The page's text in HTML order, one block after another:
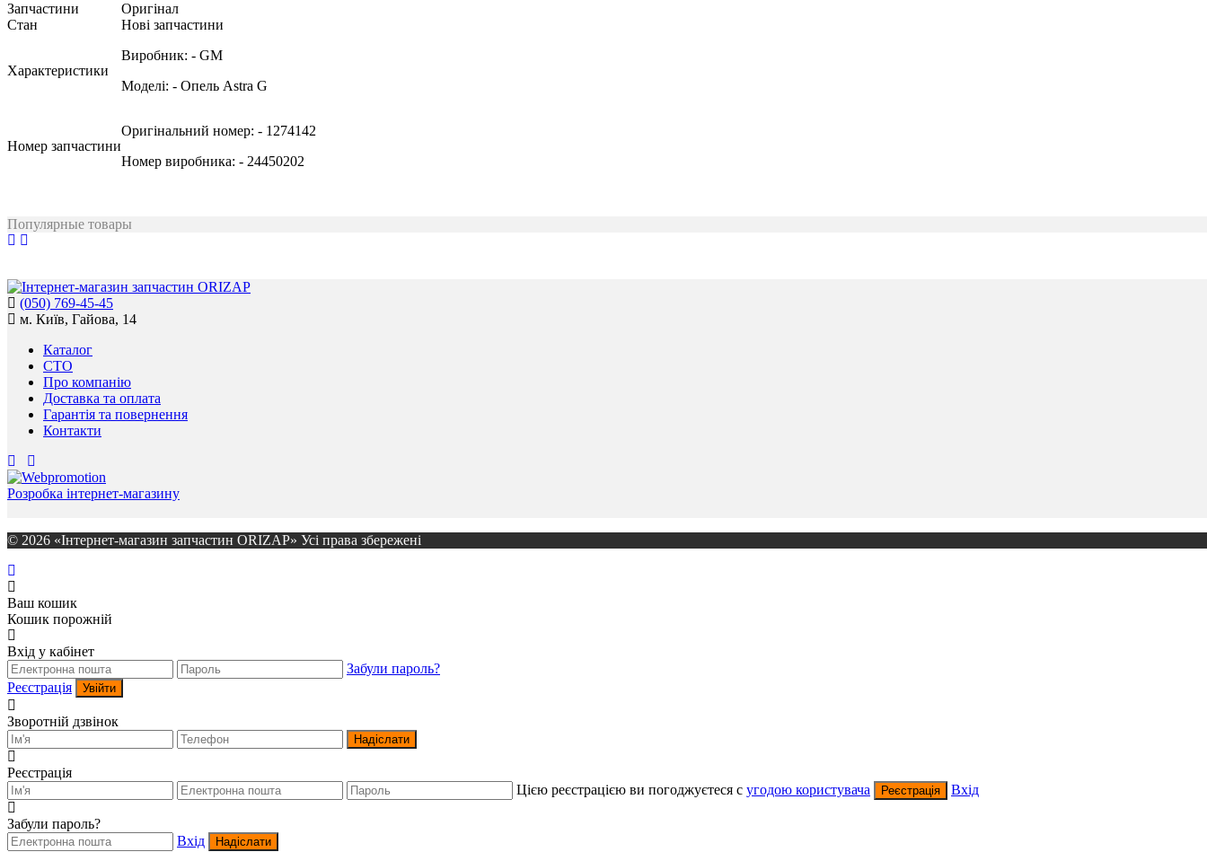
Запчастини
Оригінал
Стан
Нові запчастини
Характеристики
Виробник: - GM
Моделі: - Опель Astra G
Номер запчастини
Оригінальний номер: - 1274142
Номер виробника: - 24450202
Популярные товары
(050) 769-45-45
м. Київ, Гайова, 14
Каталог
СТО
Про компанію
Доставка та оплата
Гарантія та повернення
Контакти
Розробка інтернет-магазину
© 2026 «Інтернет-магазин запчастин ORIZAP» Усі права збережені
Ваш кошик
Кошик порожній
Вхід у кабінет
Забули пароль?
Реєстрація
Увійти
Зворотній дзвінок
Надіслати
Реєстрація
Цією реєстрацією ви погоджуєтеся c угодою користувача Реєстрація Вхід
Забули пароль?
Вхід
Надіслати